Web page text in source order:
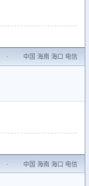
· 中国 海南 海口 电信
· 中国 海南 海口 电信